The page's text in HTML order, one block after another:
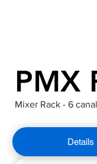
PMX
Mixer Rack - 6
Details